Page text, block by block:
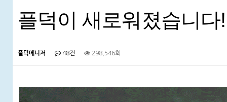
플덕이 새로워졌습니다!
플덕메니저 48건 298,546회